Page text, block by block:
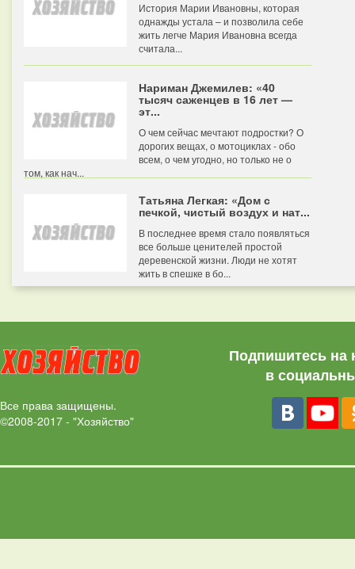
История Марии Ивановны, которая
однажды устала – и позволила себе
жить легче Мария Ивановна всегда
считала...
Нариман Джемилев: «40
тысяч саженцев в 16 лет —
эт...
О чем сейчас мечтают подростки? О
дорогих вещах, о мотоциклах - обо
всем, о чем угодно, но только не о
том, как нач...
Татьяна Легкая: «Дом с
печкой, чистый воздух и нат...
В последнее время стало появляться
все больше ценителей простой
деревенской жизни. Люди не хотят
жить в спешке в бо...
Все права защищены.
©2008-2017 - "Хозяйство"
Подпишитесь на
в